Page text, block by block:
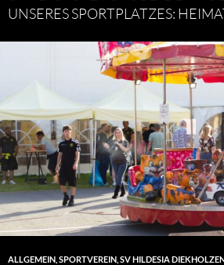
UNSERES SPORTPLATZES:
ALLGEMEIN SPORTVEREIN SV HILDESIA